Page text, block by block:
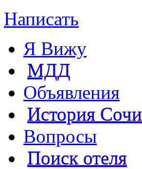
Написать
Я Вижу
МДД
Объявления
История Сочи
Вопросы
Поиск отеля